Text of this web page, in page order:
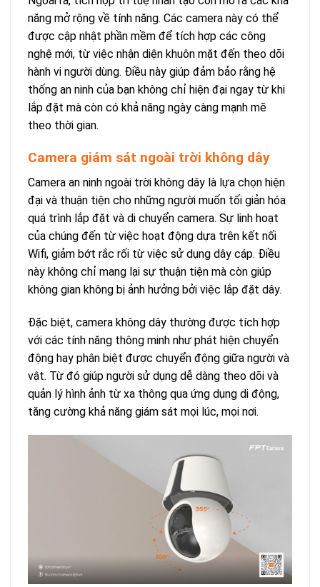
năng mở rộng về tính năng. Các camera này có thể
được cập nhật phần mềm để tích hợp các công
nghệ mới, từ việc nhận diện khuôn mặt đến theo dõi
hành vi người dùng. Điều này giúp đảm bảo rằng hệ
thống an ninh của bạn không chỉ hiện đại ngay từ khi
lắp đặt mà còn có khả năng ngày càng mạnh mẽ
theo thời gian.
Camera giám sát ngoài trời không dây
Camera an ninh ngoài trời không dây là lựa chọn hiện
đại và thuận tiện cho những người muốn tối giản hóa
quá trình lắp đặt và di chuyển camera. Sự linh hoạt
của chúng đến từ việc hoạt động dựa trên kết nối
Wifi, giảm bớt rắc rối từ việc sử dụng dây cáp. Điều
này không chỉ mang lại sự thuận tiện mà còn giúp
không gian không bị ảnh hưởng bởi việc lắp đặt dây.
Đặc biệt, camera không dây thường được tích hợp
với các tính năng thông minh như phát hiện chuyển
động hay phân biệt được chuyển động giữa người và
vật. Từ đó giúp người sử dụng dễ dàng theo dõi và
quản lý hình ảnh từ xa thông qua ứng dụng di động,
tăng cường khả năng giám sát mọi lúc, mọi nơi.